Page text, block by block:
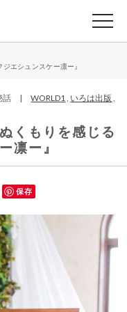
エシュンスケー凛ー』
秘話 |WORLD1, いろは出版 ,
くもりを感じる
凛ー』
保存